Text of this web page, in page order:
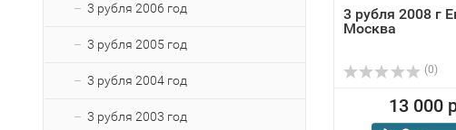
3 рубля 2006 год
3 рубля 2005 год
3 рубля 2004 год
3 рубля 2003 год
3 рубля 2008 г
Москва
(0)
13 000